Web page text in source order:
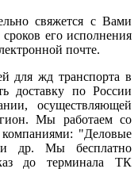
свяжется с Вами
его исполнения
почте.
для жд транспорта в
доставку по России
осуществляющей
Мы работаем со
"Деловые
др. Мы бесплатно
до терминала ТК